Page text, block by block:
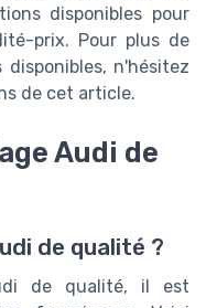
disponibles pour
prix. Pour plus de
n'hésitez
de cet article.
Audi de
de qualité ?
de qualité, il est